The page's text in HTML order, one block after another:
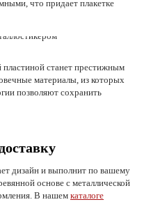
что придает плакетке
пластиной станет престижным
материалы, из которых
позволяют сохранить
дизайн и выполнит по вашему
основе с металлической
В нашем каталоге